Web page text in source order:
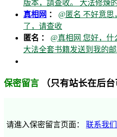
版本，請查收。 大法修煉
真相网 ： @匿名 不好意
了，请查收
匿名 ： @真相网 您好，
大法全套书籍发送到我的邮
保密留言 （只有站长在后台
请進入保密留言页面： 联系我